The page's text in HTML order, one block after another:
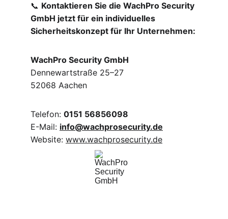
📞 Kontaktieren Sie die WachPro Security
GmbH jetzt für ein individuelles
Sicherheitskonzept für Ihr Unternehmen:
WachPro Security GmbH
Dennewartstraße 25–27
52068 Aachen
Telefon: 0151 56856098
E-Mail: info@wachprosecurity.de
Website: www.wachprosecurity.de